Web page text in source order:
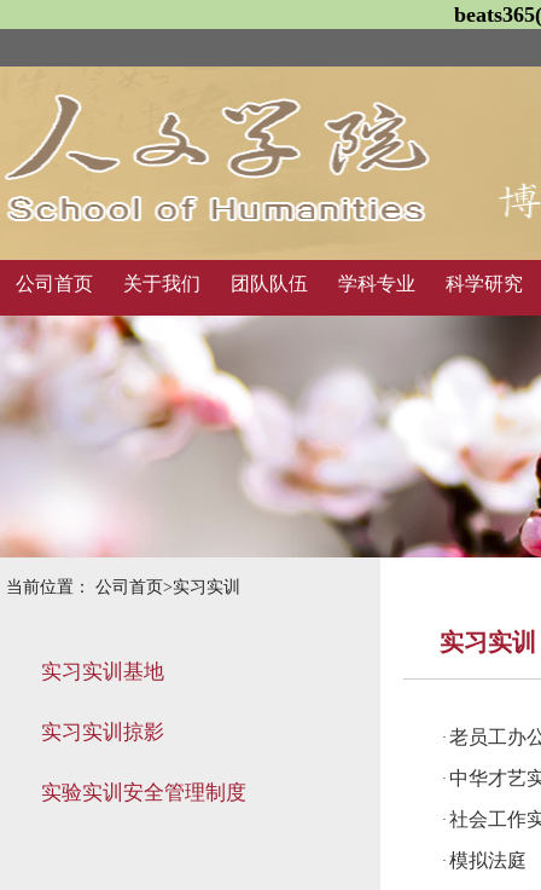
公司首页 关于我们 团队队伍 学科专业 科学研究
当前位置： 公司首页>实习实训
实习实训基地
实习实训掠影
实验实训安全管理制度
实习实训
· 老员工办
· 中华才艺
· 社会工作
· 模拟法庭